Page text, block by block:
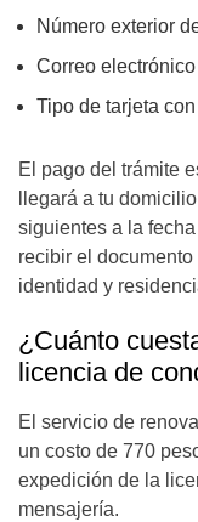
Número exterior
Correo electrónico
Tipo de tarjeta
El pago del trámite
llegará a tu
siguientes a la
recibir el
identidad y
¿Cuánto
licencia de
El servicio de
un costo de 770
expedición de la
mensajería.